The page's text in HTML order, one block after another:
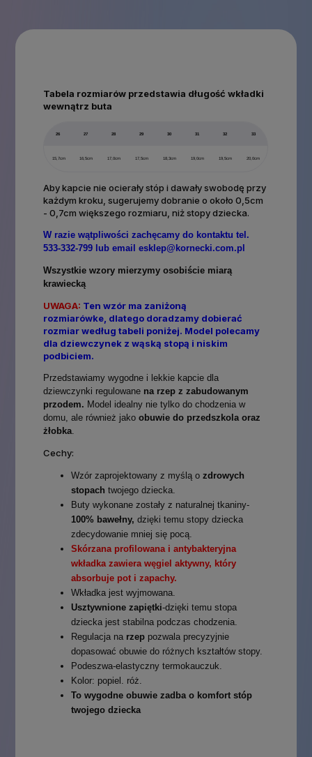
Tabela rozmiarów przedstawia długość wkładki
wewnątrz buta
26 27 28 29 30 31 32 33
15,7cm 16,5cm 17,0cm 17,5cm 18,3cm 19,0cm 19,5cm 20,0cm
Aby kapcie nie ocierały stóp i dawały swobodę przy
każdym kroku, sugerujemy dobranie o około 0,5cm
- 0,7cm większego rozmiaru, niż stopy dziecka.
W razie wątpliwości zachęcamy do kontaktu tel.
533-332-799 lub email esklep@kornecki.com.pl
Wszystkie wzory mierzymy osobiście miarą
krawiecką
UWAGA: Ten wzór ma zaniżoną
rozmiarówke, dlatego doradzamy dobierać
rozmiar według tabeli poniżej. Model polecamy
dla dziewczynek z wąską stopą i niskim
podbiciem.
Przedstawiamy wygodne i lekkie kapcie dla
dziewczynki regulowane na rzep z zabudowanym
przodem. Model idealny nie tylko do chodzenia w
domu, ale również jakoobuwie do przedszkola oraz
żłobka.
Cechy:
Wzór zaprojektowany z myślą ozdrowych
stopach twojego dziecka.
Buty wykonane zostały z naturalnej tkaniny-
100% bawełny, dzięki temu stopy dziecka
zdecydowanie mniej się pocą.
Skórzana profilowana i antybakteryjna
wkładka zawiera węgiel aktywny, który
absorbuje pot i zapachy.
Wkładka jest wyjmowana.
Usztywnione zapiętki-dzięki temu stopa
dziecka jest stabilna podczas chodzenia.
Regulacja na rzep pozwala precyzyjnie
dopasować obuwie do różnych kształtów stopy.
Podeszwa-elastyczny termokauczuk.
Kolor: popiel. róż.
To wygodne obuwie zadba o komfort stóp
twojego dziecka